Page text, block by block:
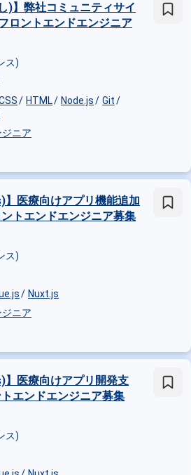
)】弊社コミュニティサイ
ロントエンドエンジニア
ス)
HTML Node.js
Git
ニア
】医療向けアプリ機能追加
トエンドエンジニア募集
ス)
Nuxt.js
ニア
】医療向けアプリ開発支
エンドエンジニア募集
ス)